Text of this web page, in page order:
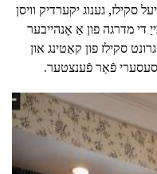
סקילז, גענוג יקערדיק וויסן
די מדרגה פון אַ אָנהייבער
סקילז פון קאַטינג און
פֿאַר פֿענצטער.